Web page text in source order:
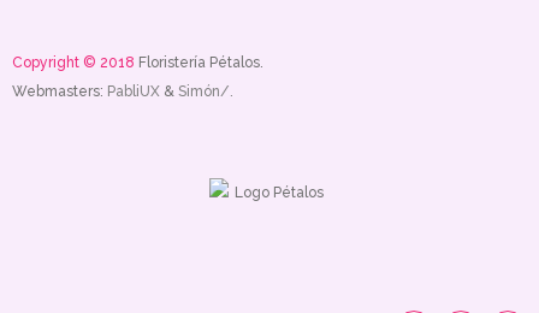
Copyright © 2018 Floristería Pétalos.
Webmasters: PabliUX & Simón/.